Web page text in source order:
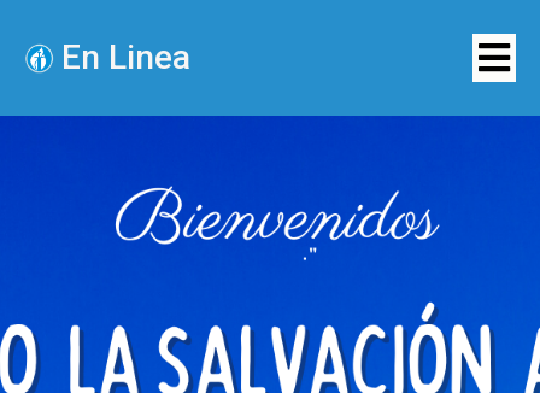
En Linea